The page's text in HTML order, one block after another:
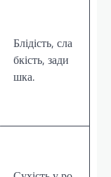
Блідість, сла
бкість, зади
шка.